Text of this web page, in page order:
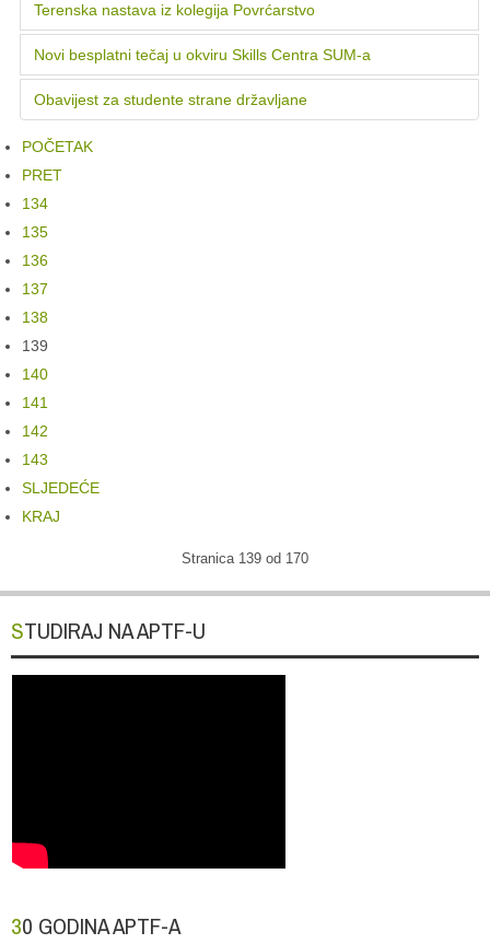
Terenska nastava iz kolegija Povrćarstvo
Novi besplatni tečaj u okviru Skills Centra SUM-a
Obavijest za studente strane državljane
POČETAK
PRET
134
135
136
137
138
139
140
141
142
143
SLJEDEĆE
KRAJ
Stranica 139 od 170
STUDIRAJ NA APTF-U
30 GODINA APTF-A